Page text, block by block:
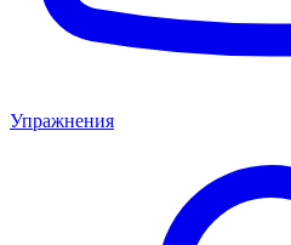
Упражнения